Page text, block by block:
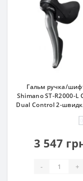
Гальм ручка/
Shimano ST-R2000-L
Dual Control 2-
3 547
- +